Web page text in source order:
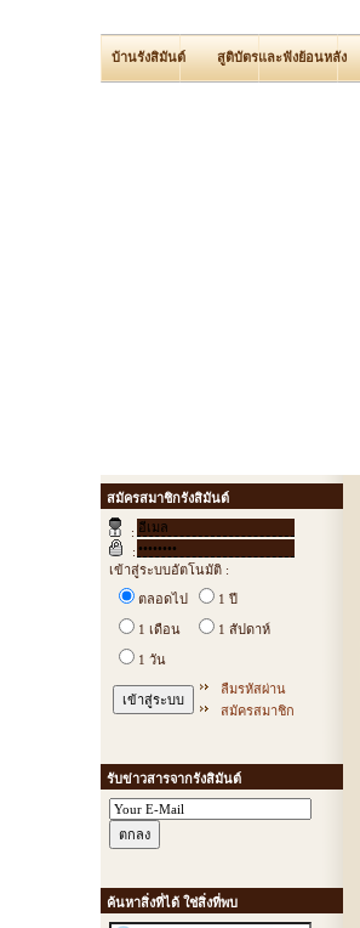
บ้านรังสิมันต์ สูติบัตรและฟังย้อนหลัง
สมัครสมาชิกรังสิมันต์
:
:
เข้าสู่ระบบอัตโนมัติ :
ตลอดไป
1 ปี
1 เดือน 1 สัปดาห์
1 วัน
ลืมรหัสผ่าน
สมัครสมาชิก
รับข่าวสารจากรังสิมันต์
ค้นหาสิ่งที่ได้ ใช่สิ่งที่พบ